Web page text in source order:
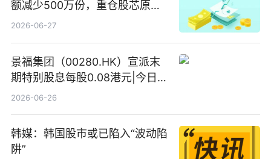
额减少500万份，重仓股芯原股
份、寒武纪、澜起科技 观速讯
2026-06-27
景福集团（00280.HK）宣派末
期特别股息每股0.08港元|今日快
看
2026-06-26
韩媒：韩国股市或已陷入“波动陷
阱”